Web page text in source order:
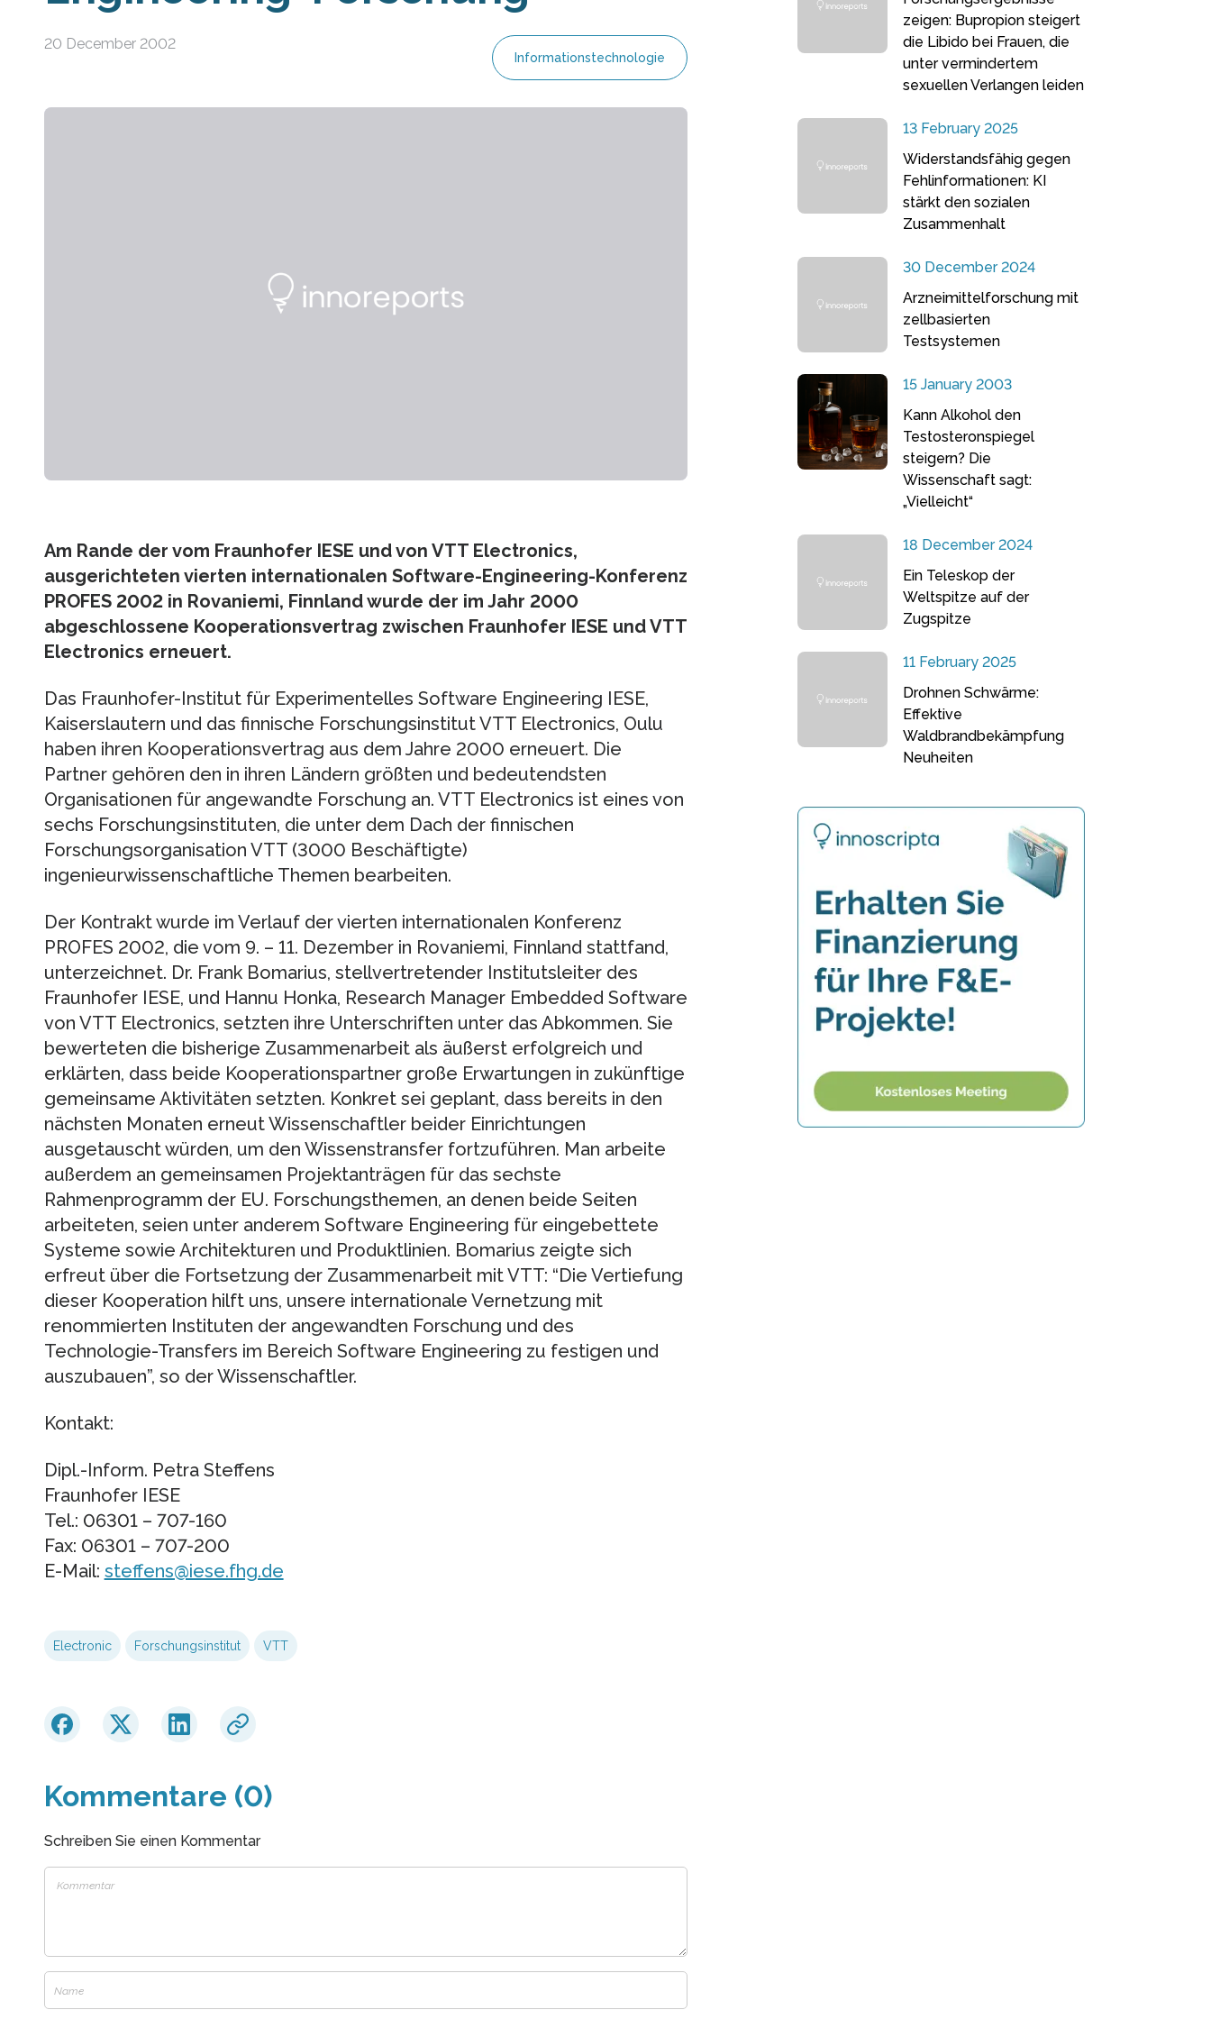
20 December 2002
Informationstechnologie
Am Rande der vom Fraunhofer IESE und von VTT Electronics,
ausgerichteten vierten internationalen Software-Engineering-Konferenz
PROFES 2002 in Rovaniemi, Finnland wurde der im Jahr 2000
abgeschlossene Kooperationsvertrag zwischen Fraunhofer IESE und VTT
Electronics erneuert.
Das Fraunhofer-Institut für Experimentelles Software Engineering IESE,
Kaiserslautern und das finnische Forschungsinstitut VTT Electronics, Oulu
haben ihren Kooperationsvertrag aus dem Jahre 2000 erneuert. Die
Partner gehören den in ihren Ländern größten und bedeutendsten
Organisationen für angewandte Forschung an. VTT Electronics ist eines von
sechs Forschungsinstituten, die unter dem Dach der finnischen
Forschungsorganisation VTT (3000 Beschäftigte)
ingenieurwissenschaftliche Themen bearbeiten.
Der Kontrakt wurde im Verlauf der vierten internationalen Konferenz
PROFES 2002, die vom 9. – 11. Dezember in Rovaniemi, Finnland stattfand,
unterzeichnet. Dr. Frank Bomarius, stellvertretender Institutsleiter des
Fraunhofer IESE, und Hannu Honka, Research Manager Embedded Software
von VTT Electronics, setzten ihre Unterschriften unter das Abkommen. Sie
bewerteten die bisherige Zusammenarbeit als äußerst erfolgreich und
erklärten, dass beide Kooperationspartner große Erwartungen in zukünftige
gemeinsame Aktivitäten setzten. Konkret sei geplant, dass bereits in den
nächsten Monaten erneut Wissenschaftler beider Einrichtungen
ausgetauscht würden, um den Wissenstransfer fortzuführen. Man arbeite
außerdem an gemeinsamen Projektanträgen für das sechste
Rahmenprogramm der EU. Forschungsthemen, an denen beide Seiten
arbeiteten, seien unter anderem Software Engineering für eingebettete
Systeme sowie Architekturen und Produktlinien. Bomarius zeigte sich
erfreut über die Fortsetzung der Zusammenarbeit mit VTT: “Die Vertiefung
dieser Kooperation hilft uns, unsere internationale Vernetzung mit
renommierten Instituten der angewandten Forschung und des
Technologie-Transfers im Bereich Software Engineering zu festigen und
auszubauen”, so der Wissenschaftler.
Kontakt:
Dipl.-Inform. Petra Steffens
Fraunhofer IESE
Tel.: 06301 – 707-160
Fax: 06301 – 707-200
E-Mail: steffens@iese.fhg.de
Electronic Forschungsinstitut VTT
Kommentare (0)
Schreiben Sie einen Kommentar
zeigen: Bupropion steigert
die Libido bei Frauen, die
unter vermindertem
sexuellen Verlangen leiden
13 February 2025
Widerstandsfähig gegen
Fehlinformationen: KI
stärkt den sozialen
Zusammenhalt
30 December 2024
Arzneimittelforschung mit
zellbasierten
Testsystemen
15 January 2003
Kann Alkohol den
Testosteronspiegel
steigern? Die
Wissenschaft sagt:
„Vielleicht“
18 December 2024
Ein Teleskop der
Weltspitze auf der
Zugspitze
11 February 2025
Drohnen Schwärme:
Effektive
Waldbrandbekämpfung
Neuheiten